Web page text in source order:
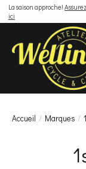
La saison approche!
ici
Accueil / Marques /